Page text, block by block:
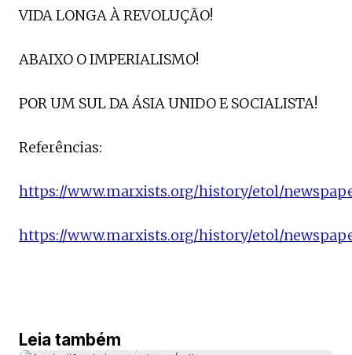
VIDA LONGA À REVOLUÇÃO!
ABAIXO O IMPERIALISMO!
POR UM SUL DA ÁSIA UNIDO E SOCIALISTA!
Referências:
https://www.marxists.org/history/etol/
https://www.marxists.org/history/etol/
Leia também